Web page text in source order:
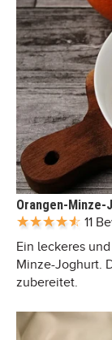
Orangen-Minze-
11
Ein leckeres
Minze-Joghurt.
zubereitet.